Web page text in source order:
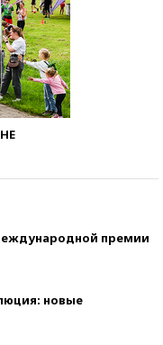
премии
новые